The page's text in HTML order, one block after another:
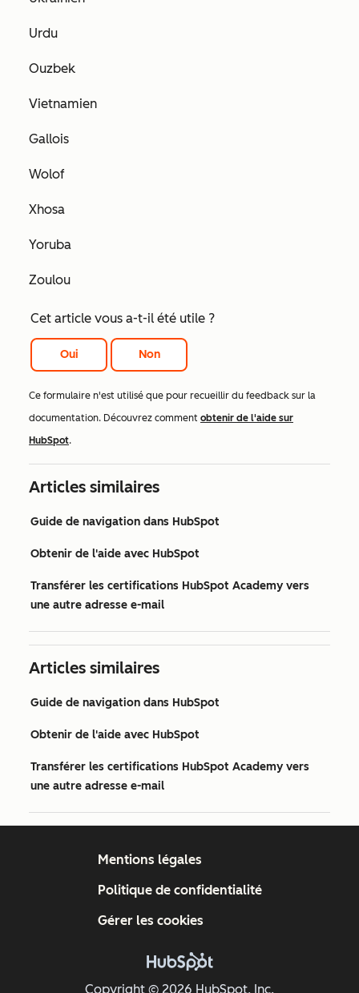
Urdu
Ouzbek
Vietnamien
Gallois
Wolof
Xhosa
Yoruba
Zoulou
Cet article vous a-t-il été utile ?
Oui Non
Ce formulaire n'est utilisé que pour recueillir du feedback sur la
documentation. Découvrez comment obtenir de l'aide sur
HubSpot.
Articles similaires
Guide de navigation dans HubSpot
Obtenir de l'aide avec HubSpot
Transférer les certifications HubSpot Academy vers
une autre adresse e-mail
Articles similaires
Guide de navigation dans HubSpot
Obtenir de l'aide avec HubSpot
Transférer les certifications HubSpot Academy vers
une autre adresse e-mail
Copyright © 2026 HubSpot, Inc.
Mentions légales
Politique de confidentialité
Gérer les cookies